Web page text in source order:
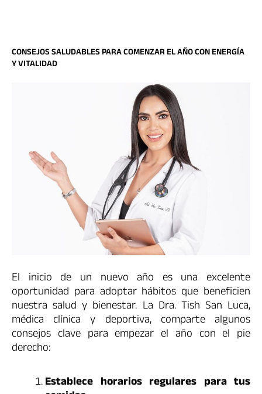
CONSEJOS SALUDABLES PARA COMENZAR EL AÑO CON ENERGÍA
Y VITALIDAD
El inicio de un nuevo año es una excelente
oportunidad para adoptar hábitos que beneficien
nuestra salud y bienestar. La Dra. Tish San Luca,
médica clínica y deportiva, comparte algunos
consejos clave para empezar el año con el pie
derecho:
Establece horarios regulares para tus